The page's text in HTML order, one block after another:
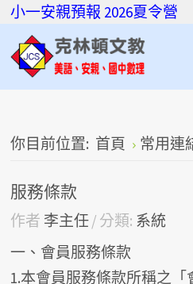
小一安親預報 2026夏令營
你目前位置: 首頁 常用連
服務條款
作者 李主任 分類: 系統
一、會員服務條款
1.本會員服務條款所稱之